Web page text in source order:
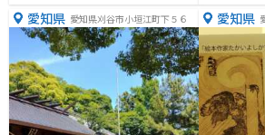
愛知県 愛知県刈谷市小垣江町下５６ 愛知県